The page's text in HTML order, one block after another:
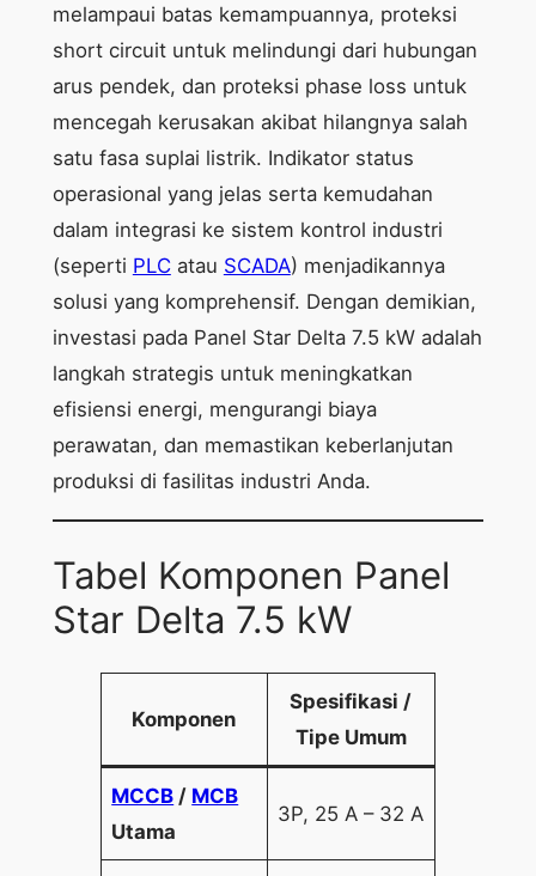
melampaui batas kemampuannya, proteksi
short circuit untuk melindungi dari hubungan
arus pendek, dan proteksi phase loss untuk
mencegah kerusakan akibat hilangnya salah
satu fasa suplai listrik. Indikator status
operasional yang jelas serta kemudahan
dalam integrasi ke sistem kontrol industri
(seperti PLCatau SCADA) menjadikannya
solusi yang komprehensif. Dengan demikian,
investasi pada Panel Star Delta 7.5 kW adalah
langkah strategis untuk meningkatkan
efisiensi energi, mengurangi biaya
perawatan, dan memastikan keberlanjutan
produksi di fasilitas industri Anda.
Tabel Komponen Panel
Star Delta 7.5 kW
Komponen
Spesifikasi /
Tipe Umum
MCCB / MCB
Utama
3P, 25 A – 32 A